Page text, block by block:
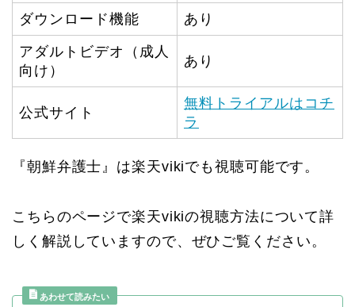
ダウンロード機能 あり
アダルトビデオ（成人
向け）
あり
公式サイト
無料トライアルはコチ
ラ
『朝鮮弁護士』は楽天vikiでも視聴可能です。
こちらのページで楽天vikiの視聴方法について詳
しく解説していますので、ぜひご覧ください。